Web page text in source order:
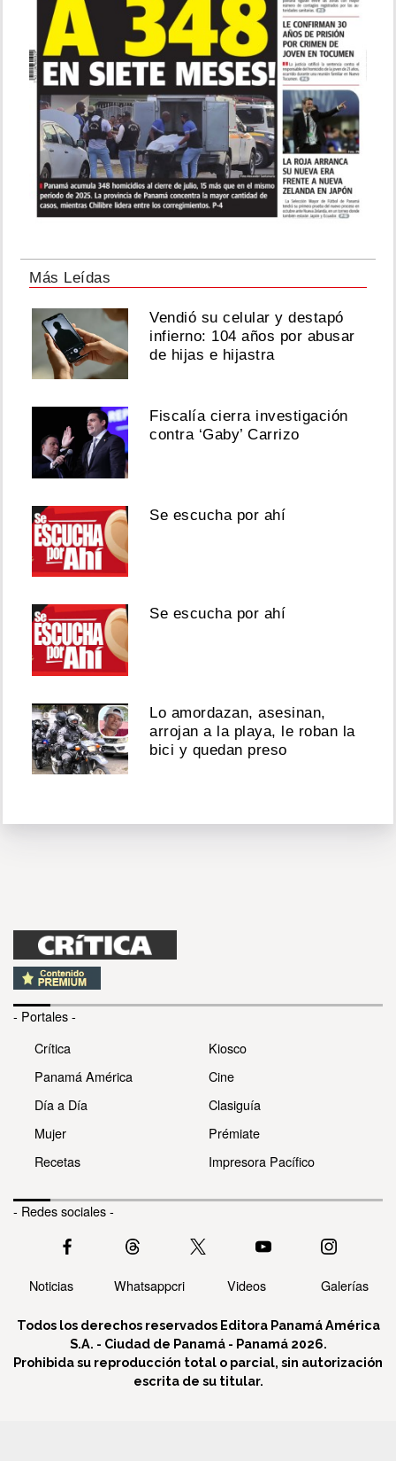
Más Leídas
Vendió su celular y destapó
infierno: 104 años por abusar
de hijas e hijastra
Fiscalía cierra investigación
contra ‘Gaby’ Carrizo
Se escucha por ahí
Se escucha por ahí
Lo amordazan, asesinan,
arrojan a la playa, le roban la
bici y quedan preso
- Portales -
Crítica
Panamá América
Día a Día
Mujer
Recetas
Kiosco
Cine
Clasiguía
Prémiate
Impresora Pacífico
- Redes sociales -
Noticias Whatsappcri Videos Galerías
Todos los derechos reservados Editora Panamá América
S.A. - Ciudad de Panamá - Panamá 2026.
Prohibida su reproducción total o parcial, sin autorización
escrita de su titular.